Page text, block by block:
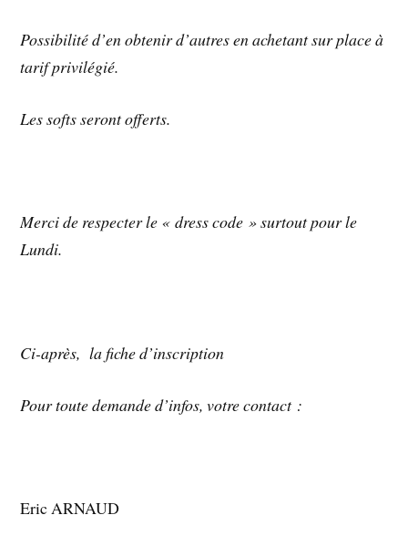
Possibilité d’en obtenir d’autres en achetant sur place à
tarif privilégié.
Les softs seront offerts.
Merci de respecter le « dress code » surtout pour le
Lundi.
Ci-après, la fiche d’inscription
Pour toute demande d’infos, votre contact :
Eric ARNAUD